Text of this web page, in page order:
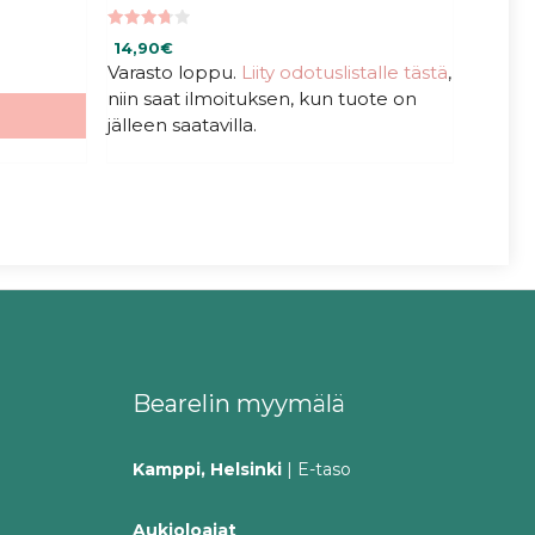
5:stä
14,90€
Varasto loppu. Liity odotuslistalle tästä,
niin saat ilmoituksen, kun tuote on
jälleen saatavilla.
Bearelin myymälä
Kamppi, Helsinki | E-taso
Aukioloajat